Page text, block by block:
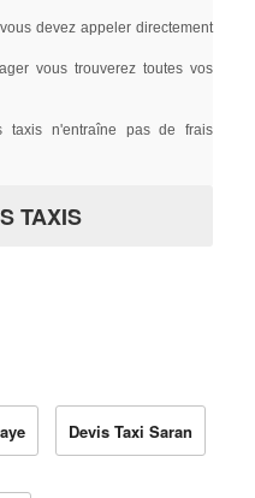
devez appeler directement
vous trouverez toutes vos
n'entraîne pas de frais
TAXIS
Devis Taxi Saran